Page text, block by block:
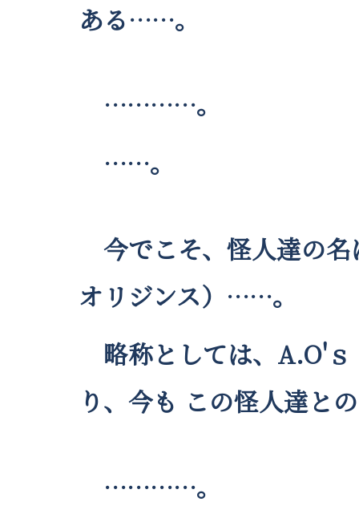
ある……。
…………。
……。
今でこそ、怪人達の
オリジンス）……。
略称としては、A.O'ｓ
り、今も この怪人達と
…………。